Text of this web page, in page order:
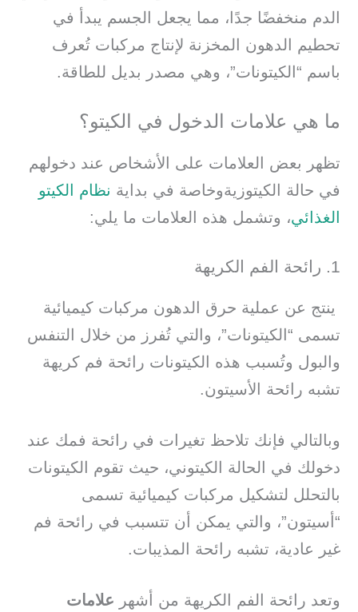
الدم منخفضًا جدًا، مما يجعل الجسم يبدأ في
تحطيم الدهون المخزنة لإنتاج مركبات تُعرف
باسم “الكيتونات”، وهي مصدر بديل للطاقة.
ما هي علامات الدخول في الكيتو؟
تظهر بعض العلامات على الأشخاص عند دخولهم
في حالة الكيتوزيةوخاصة في بداية نظام الكيتو
الغذائي، وتشمل هذه العلامات ما يلي:
1. رائحة الفم الكريهة
ينتج عن عملية حرق الدهون مركبات كيميائية
تسمى “الكيتونات”، والتي تُفرز من خلال التنفس
والبول وتُسبب هذه الكيتونات رائحة فم كريهة
تشبه رائحة الأسيتون.
وبالتالي فإنك تلاحظ تغيرات في رائحة فمك عند
دخولك في الحالة الكيتوني، حيث تقوم الكيتونات
بالتحلل لتشكيل مركبات كيميائية تسمى
“أسيتون”، والتي يمكن أن تتسبب في رائحة فم
غير عادية، تشبه رائحة المذيبات.
وتعد رائحة الفم الكريهة من أشهر علامات